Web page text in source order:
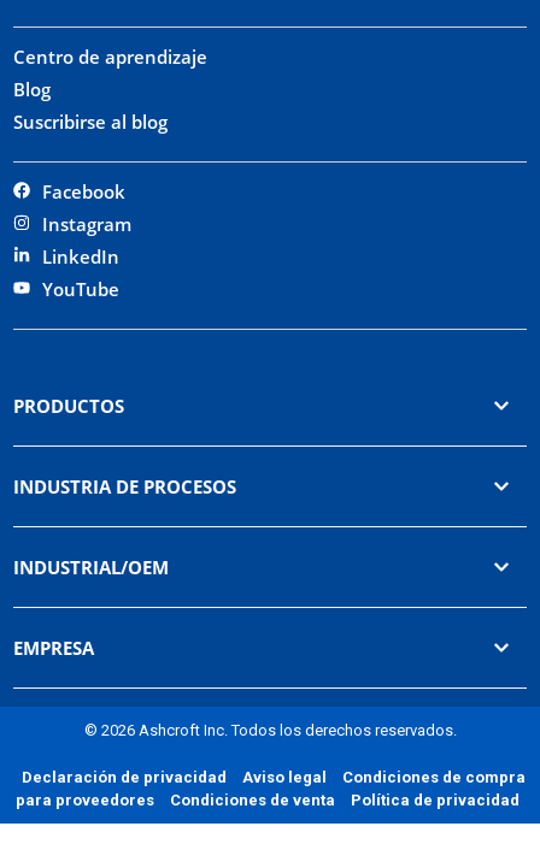
Centro de aprendizaje
Blog
Suscribirse al blog
Facebook
Instagram
LinkedIn
YouTube
PRODUCTOS
INDUSTRIA DE PROCESOS
INDUSTRIAL/OEM
EMPRESA
© 2026 Ashcroft Inc. Todos los derechos reservados.
Declaración de privacidad Aviso legal
Condiciones de compra
para proveedores
Condiciones de venta Política de privacidad